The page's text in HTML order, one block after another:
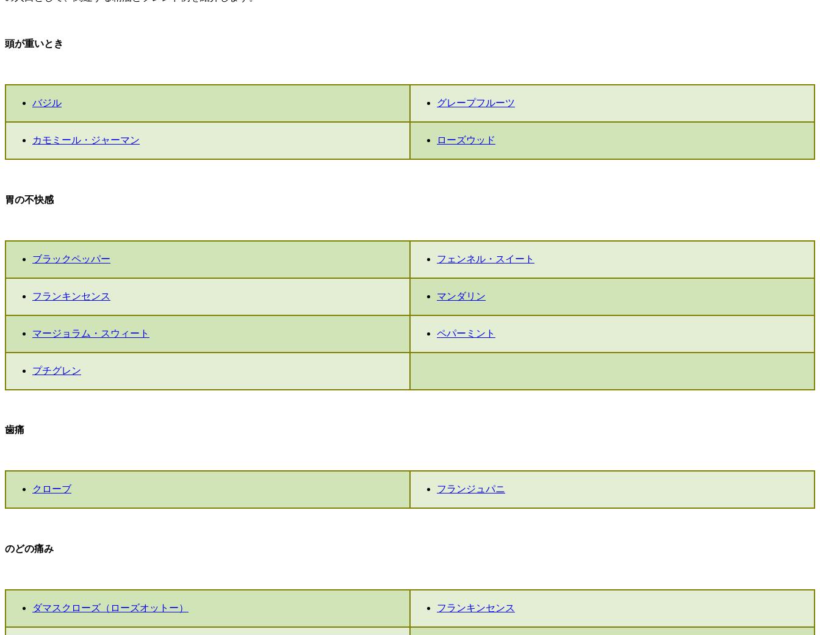
頭が重いとき
バジル グレープフルーツ
カモミール・ジャーマン ローズウッド
胃の不快感
ブラックペッパー フェンネル・スイート
フランキンセンス マンダリン
マージョラム・スウィート ペパーミント
プチグレン
歯痛
クローブ フランジュパニ
のどの痛み
ダマスクローズ（ローズオットー） フランキンセンス